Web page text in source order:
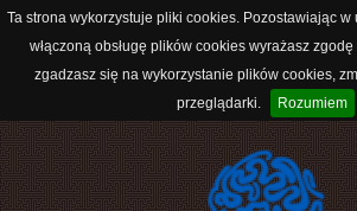
Ta strona wykorzystuje pliki cookies. Pozostawiając
włączoną obsługę plików cookies wyrażasz
zgadzasz się na wykorzystanie plików cookies,
przeglądarki.
Rozumiem